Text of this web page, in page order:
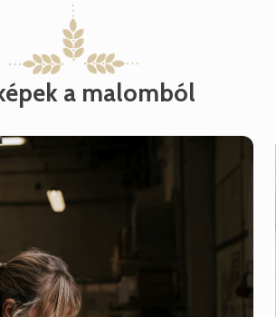
a malomból